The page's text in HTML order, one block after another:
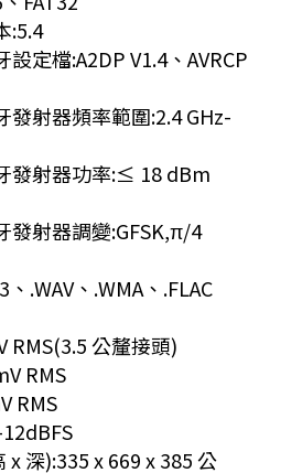
:5.4
定檔:A2DP V1.4、AVRCP
射器頻率範圍:2.4 GHz-
發射器功率:≤ 18 dBm
射器調變:GFSK,π/4
.WAV、.WMA、.FLAC
RMS(3.5 公釐接頭)
RMS
RMS
x 深):335 x 669 x 385 公